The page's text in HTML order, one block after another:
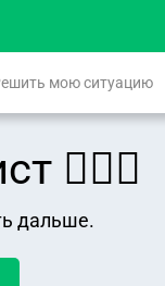
мою ситуацию
👨🏻‍⚖️
дальше.